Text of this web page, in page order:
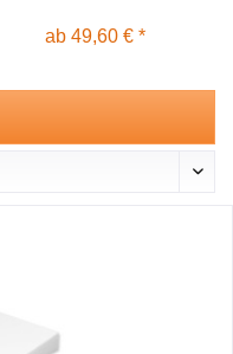
ab 49,60 € *